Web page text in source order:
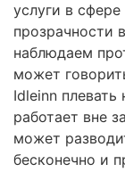
услуги в
прозрачности
наблюдаем
может
Idleinn
работает вне
может
бесконечно и